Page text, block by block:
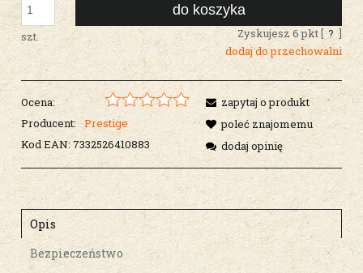
szt.
do koszyka
Zyskujesz 6pkt [ ? ]
dodaj do przechowalni
Ocena:
Producent:
Prestige
Kod EAN: 7332526410883
zapytaj o produkt
poleć znajomemu
dodaj opinię
Opis
Bezpieczeństwo